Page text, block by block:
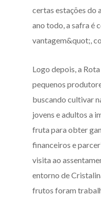
certas estações do
ano todo, a safra é
vantagem&quot;,
Logo depois, a
pequenos
buscando cultivar
jovens e adultos a
fruta para obter
financeiros e
visita ao
entorno de
frutos foram